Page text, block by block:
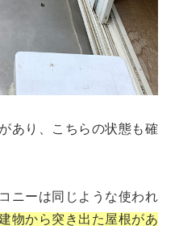
あり、こちらの状態も確
ニーは同じような使われ
物から突き出た屋根があ